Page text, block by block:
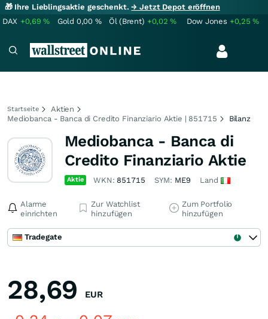
🎁 Ihre Lieblingsaktie geschenkt.→ Jetzt Depot eröffnen
DAX +0,69% Gold 0,00 % Öl (Brent) +0,02% Dow Jones +0,25%
Startseite
Aktien
Mediobanca - Banca di Credito Finanziario Aktie | 851715
Bilanz
Mediobanca - Banca di
Credito Finanziario Aktie
Aktie WKN: 851715 SYM: ME9 Land
Alarme
einrichten
Zur Watchlist
hinzufügen
Zum Portfolio
hinzufügen
Tradegate
28,69 EUR